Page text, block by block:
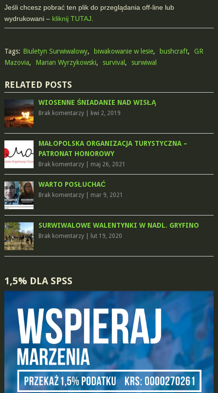
Jeśli chcesz pobrać ten plik do przeglądania off-line lub
wydrukowani – kliknij TUTAJ
Tags: Biuletyn Surwiwalowy, biwakowanie w lesie, bushcraft,
GR
Mazovia, Marian Wyrzykowski, survival , surwiwal
RELATED POSTS
WIOSENNE ŚNIADANIE NAD WISŁĄ
Brak komentarzy| kwi 2, 2019
MAŁOPOLSKA ORGANIZACJA TURYSTYCZNA –
PATRONAT HONOROWY
Brak komentarzy| maj 26, 2021
WARTO POSŁUCHAĆ
Brak komentarzy| mar 9, 2021
SURWIWALOWE WALENTYNKI W NADL. GRYFINO
Brak komentarzy| lut 19, 2020
1,5% DLA SPSS